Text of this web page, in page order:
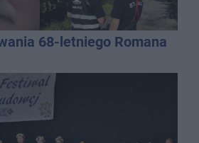
68-letniego Romana